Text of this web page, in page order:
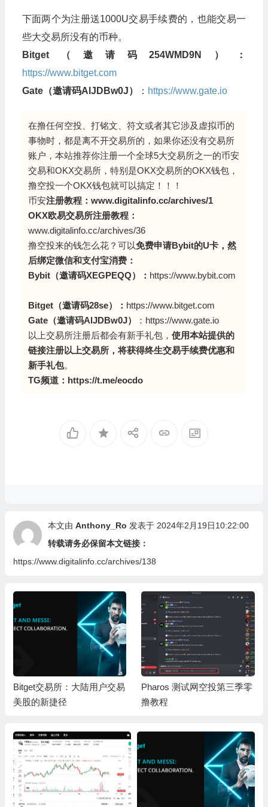
下面两个为注册送1000U交易手续费的，也能交易一
些大交易所没有的币种。
Bitget（邀请码254WMD9N）：
https://www.bitget.com
Gate（邀请码AlJDBw0J）
： https://www.gate.io
在撸任何空投、打铭文、符文或者其它涉及虚拟币的
事物时，都是离不开交易所的，如果你还没有交易所
账户，本站推荐你注册一个全球5大交易所之一的币安
交易和OKX交易所，特别是OKX交易所的OKX钱包，
撸空投一个OKX钱包就可以搞定！！！
币安注册教程： www.digitalinfo.cc/archives/1
OKX欧易交易所注册教程：
www.digitalinfo.cc/archives/36
撸空投来的钱怎么花？可以免费申请Bybit的U卡，然
后绑定微信和支付宝消费：
Bybit（邀请码XEGPEQQ）： https://www.bybit.com
Bitget（邀请码28se）： https://www.bitget.com
Gate（邀请码AlJDBw0J）
： https://www.gate.io
以上交易所注册后都会有新手礼包， 使用本站提供的
链接注册以上交易所，将获得终生交易手续费优惠和
新手礼包。
TG频道： https://t.me/eocdo
本文由 Anthony_Ro 发表于 2024年2月19日10:22:00
转载请务必保留本文链接：
https://www.digitalinfo.cc/archives/138
Bitget交易所：大陆用户交易
美股的新捷径
Pharos 测试网空投第三季零
撸教程